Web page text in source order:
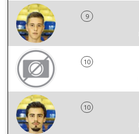
9
10
10